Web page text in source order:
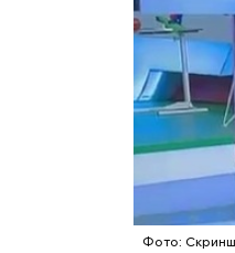
Фото:
—
Копылов.
Однако
полезна.